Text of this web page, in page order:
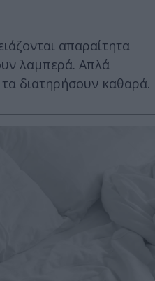
απαραίτητα
λαμπερά. Απλά
διατηρήσουν καθαρά.